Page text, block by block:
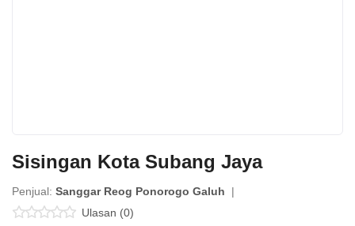
Daftar
Sisingan Kota Subang Jaya
Penjual: Sanggar Reog Ponorogo Galuh
|
Ulasan (0)